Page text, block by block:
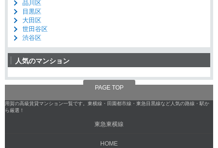
品川区
目黒区
大田区
世田谷区
渋谷区
人気のマンション
PAGE TOP
用賀の高級賃貸マンション一覧です。東横線・田園都市線・東急目黒線など人気の路線・駅か
ら厳選！
東急東横線
HOME